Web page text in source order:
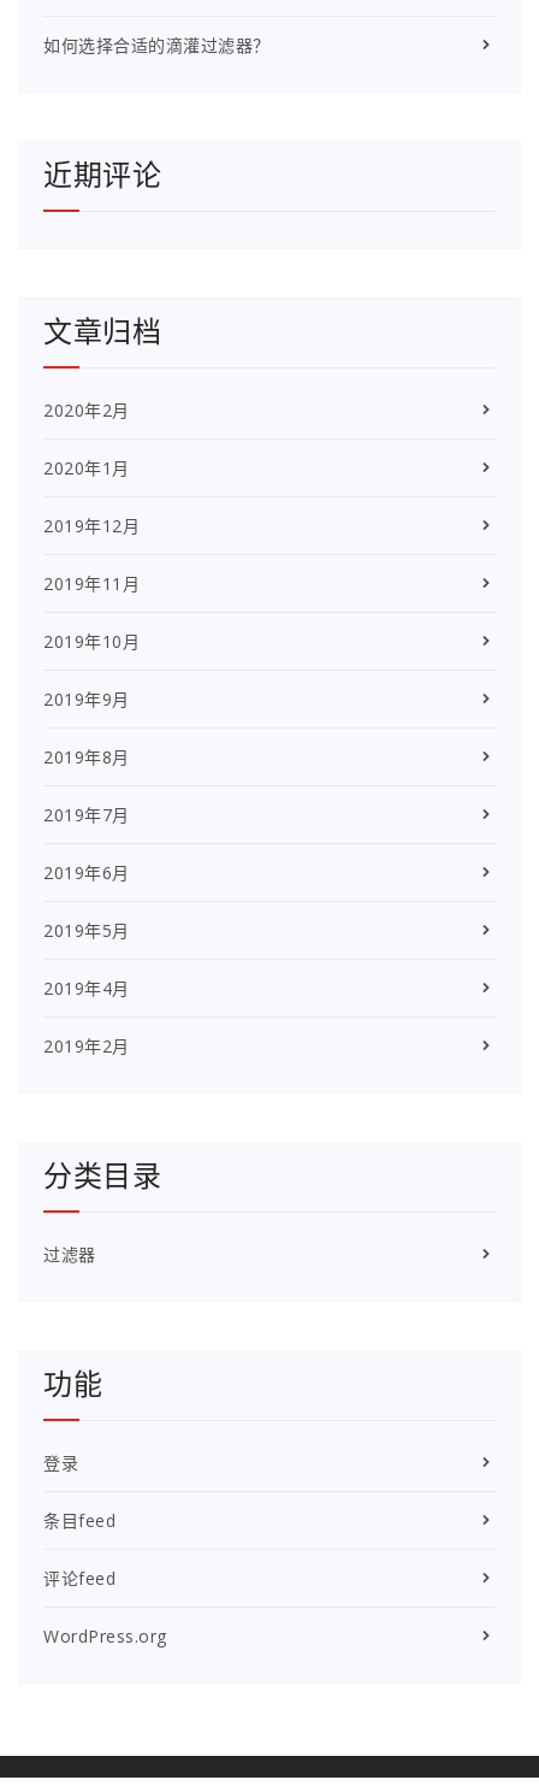
如何选择合适的滴灌过滤器？
近期评论
文章归档
2020年2月
2020年1月
2019年12月
2019年11月
2019年10月
2019年9月
2019年8月
2019年7月
2019年6月
2019年5月
2019年4月
2019年2月
分类目录
过滤器
功能
登录
条目feed
评论feed
WordPress.org